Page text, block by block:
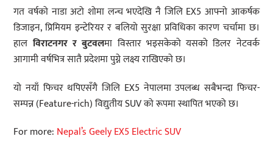
गत वर्षको नाडा अटो शोमा लन्च भएदेखि नै जिलि EX5 आफ्नो आकर्षक
डिजाइन, प्रिमियम इन्टेरियर र बलियो सुरक्षा प्रविधिका कारण चर्चामा छ।
हालविराटनगर र बुटवलमा विस्तार भइसकेको यसको डिलर नेटवर्क
आगामी वर्षभित्र सातै प्रदेशमा पुग्ने लक्ष्य राखिएको छ।
यो नयाँ फिचर थपिएसँगै जिलि EX5 नेपालमा उपलब्ध सबैभन्दा फिचर-
सम्पन्न (Feature-rich) विद्युतीय SUV को रूपमा स्थापित भएको छ।
For more: Nepal’s Geely EX5 Electric SUV